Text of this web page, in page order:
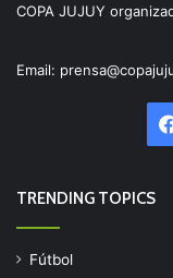
COPA JUJUY
Email:
TRENDING TOPICS
Fútbol